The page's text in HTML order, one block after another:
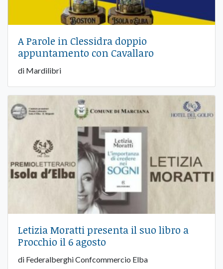
A Parole in Clessidra doppio
appuntamento con Cavallaro
di Mardilibri
Letizia Moratti presenta il suo libro a
Procchio il 6 agosto
di Federalberghi Confcommercio Elba